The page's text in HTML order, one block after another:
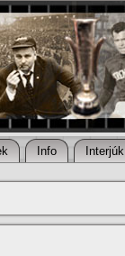
Info Interjúk